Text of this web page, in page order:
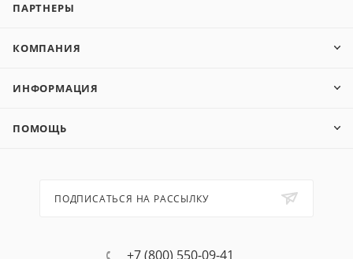
ПАРТНЕРЫ
КОМПАНИЯ
ИНФОРМАЦИЯ
ПОМОЩЬ
ПОДПИСАТЬСЯ НА РАССЫЛКУ
+7 (800) 550-09-41